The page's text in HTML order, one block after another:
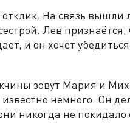
На связь вышли
Лев признаётся,
и он хочет
зовут Мария и
немного. Он
никогда не покидало